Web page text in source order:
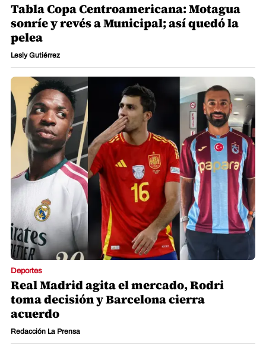
Tabla Copa Centroamericana: Motagua
sonríe y revés a Municipal; así quedó la
pelea
Lesly Gutiérrez
Deportes
Real Madrid agita el mercado, Rodri
toma decisión y Barcelona cierra
acuerdo
Redacción La Prensa